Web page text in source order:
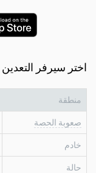
اختر سيرفر
منطقة
صعوبة الحصة
خادم
حالة